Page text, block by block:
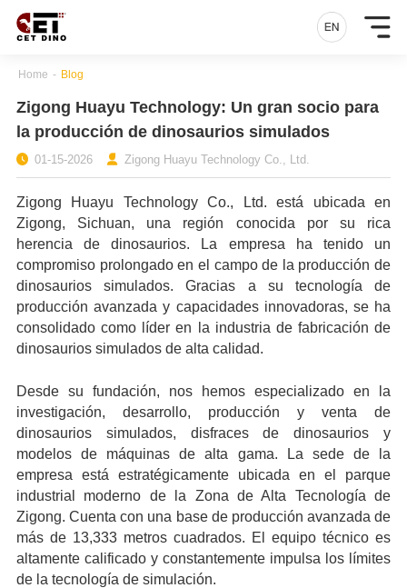
Home - Blog
Zigong Huayu Technology: Un gran socio para
la producción de dinosaurios simulados
01-15-2026 Zigong Huayu Technology Co., Ltd.
Zigong Huayu Technology Co., Ltd. está ubicada en
Zigong, Sichuan, una región conocida por su rica
herencia de dinosaurios. La empresa ha tenido un
compromiso prolongado en el campo de la producción de
dinosaurios simulados. Gracias a su tecnología de
producción avanzada y capacidades innovadoras, se ha
consolidado como líder en la industria de fabricación de
dinosaurios simulados de alta calidad.
Desde su fundación, nos hemos especializado en la
investigación, desarrollo, producción y venta de
dinosaurios simulados, disfraces de dinosaurios y
modelos de máquinas de alta gama. La sede de la
empresa está estratégicamente ubicada en el parque
industrial moderno de la Zona de Alta Tecnología de
Zigong. Cuenta con una base de producción avanzada de
más de 13,333 metros cuadrados. El equipo técnico es
altamente calificado y constantemente impulsa los límites
de la tecnología de simulación.